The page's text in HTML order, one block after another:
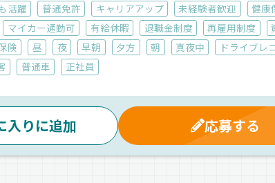
活躍 普通免許 キャリアアップ 未経験者歓迎
健康
マイカー通勤可 有給休暇 退職金制度 再雇用制度
険 昼 夜 早朝 夕方 朝 真夜中 ドライブレ
普通車 正社員
入りに追加 応募する